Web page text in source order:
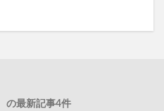
の最新記事4件